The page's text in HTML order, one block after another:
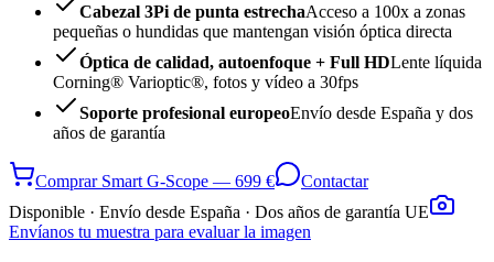
Cabezal 3Pi de punta estrechaAcceso a 100x a zonas
pequeñas o hundidas que mantengan visión óptica directa
Óptica de calidad, autoenfoque + Full HDLente líquida
Corning® Varioptic®, fotos y vídeo a 30fps
Soporte profesional europeoEnvío desde España y dos
años de garantía
Comprar Smart G-Scope — 699 €
Contactar
Disponible · Envío desde España · Dos años de garantía UE
Envíanos tu muestra para evaluar la imagen